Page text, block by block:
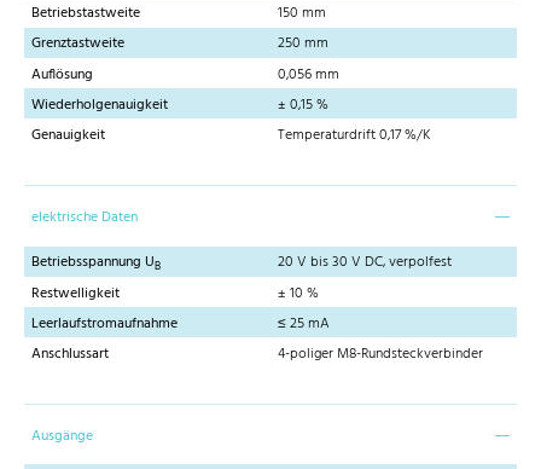
Betriebstastweite
150 mm
Grenztastweite
250 mm
Auflösung
0,056 mm
Wiederholgenauigkeit
± 0,15 %
Genauigkeit
Temperaturdrift 0,17 %/K
elektrische Daten
Betriebsspannung UB
20 V bis 30 V DC, verpolfest
Restwelligkeit
± 10 %
Leerlaufstromaufnahme
≤ 25 mA
Anschlussart
4-poliger M8-Rundsteckverbinder
Ausgänge